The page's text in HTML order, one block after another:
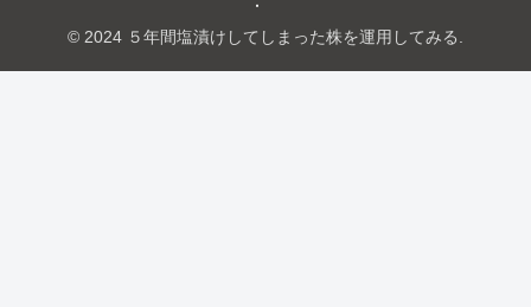
© 2024 ５年間塩漬けしてしまった株を運用してみる.